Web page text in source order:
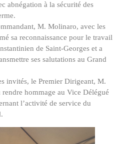
abnégation à la sécurité des
M. Molinaro, avec les
sa reconnaissance pour le travail
de Saint-Georges et a
ses salutations au Grand
invités, le Premier Dirigeant, M.
hommage au Vice Délégué
l’activité de service du